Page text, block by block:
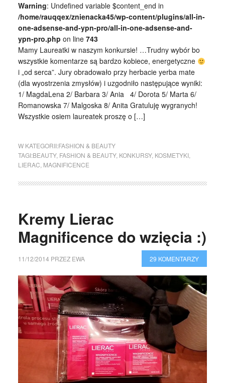
Warning: Undefined variable $content_end in
/home/rauqqex/znienacka45/wp-content/plugins/all-in-
one-adsense-and-ypn-pro/all-in-one-adsense-and-
ypn-pro.php on line 743
Mamy Laureatki w naszym konkursie! …Trudny wybór bo
wszystkie komentarze są bardzo kobiece, energetyczne
i „od serca”. Jury obradowało przy herbacie yerba mate
(dla wyostrzenia zmysłów) i uzgodniło następujące wyniki:
1/ MagdaLena 2/ Barbara 3/ Ania 4/ Dorota 5/ Marta 6/
Romanowska 7/ Malgoska 8/ Anita Gratuluję wygranych!
Wszystkie osiem laureatek proszę o […]
W KATEGORII:FASHION & BEAUTY
TAGI:BEAUTY, FASHION & BEAUTY, KONKURSY, KOSMETYKI,
LIERAC MAGNIFICENCE
Kremy Lierac
Magnificence do wzięcia :)
11/12/2014 PRZEZ EWA 29 KOMENTARZY